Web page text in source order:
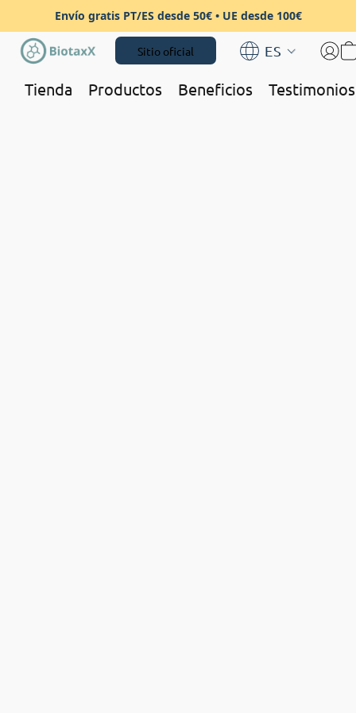
Envío gratis PT/ES desde 50€ • UE desde 100€
Sitio oficial ES
Tienda Productos Beneficios Testimonios